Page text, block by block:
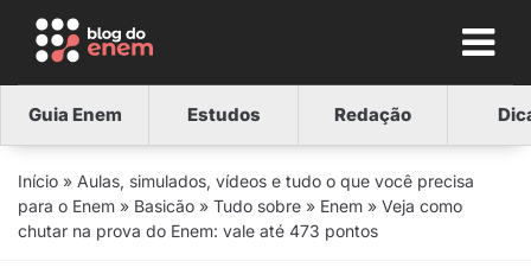
Guia Enem Estudos Redação
Início » Aulas, simulados, vídeos e tudo o que você precisa
para o Enem » Basicão » Tudo sobre » Enem » Veja como
chutar na prova do Enem: vale até 473 pontos